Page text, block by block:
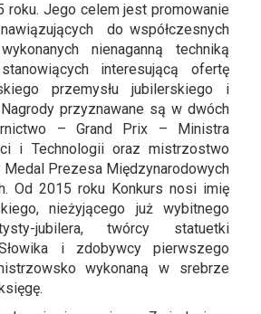
roku. Jego celem jest promowanie
do współczesnych
nienaganną techniką
interesującą ofertę
przemysłu jubilerskiego i
przyznawane są w dwóch
– Grand Prix – Ministra
i Technologii oraz mistrzostwo
Medal Prezesa Międzynarodowych
Od 2015 roku Konkurs nosi imię
nieżyjącego już wybitnego
jubilera, twórcy statuetki
i zdobywcy pierwszego
wykonaną w srebrze